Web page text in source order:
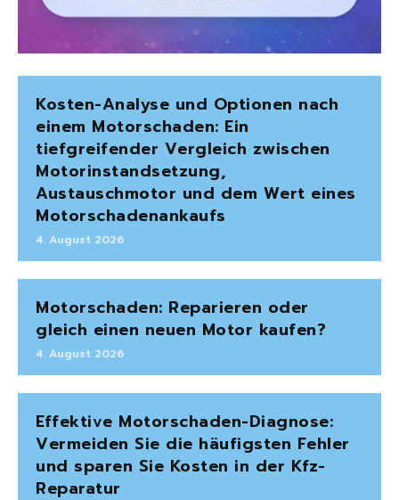
Kosten-Analyse und Optionen nach
einem Motorschaden: Ein
tiefgreifender Vergleich zwischen
Motorinstandsetzung,
Austauschmotor und dem Wert eines
Motorschadenankaufs
4. August 2026
Motorschaden: Reparieren oder
gleich einen neuen Motor kaufen?
4. August 2026
Effektive Motorschaden-Diagnose:
Vermeiden Sie die häufigsten Fehler
und sparen Sie Kosten in der Kfz-
Reparatur